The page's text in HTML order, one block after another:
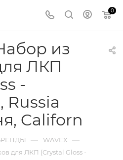
0
из
ЛКП
-
Russia
Californ
— WAVEX —
для ЛКП (Crystal Gloss -